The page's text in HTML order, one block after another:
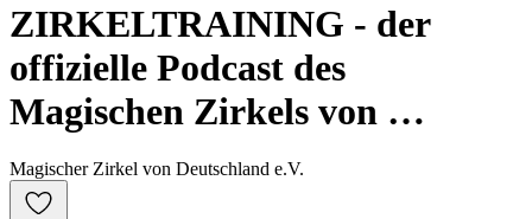
ZIRKELTRAINING - der
offizielle Podcast des
Magischen Zirkels von
Deutschland e.V.
Magischer Zirkel von Deutschland e.V.